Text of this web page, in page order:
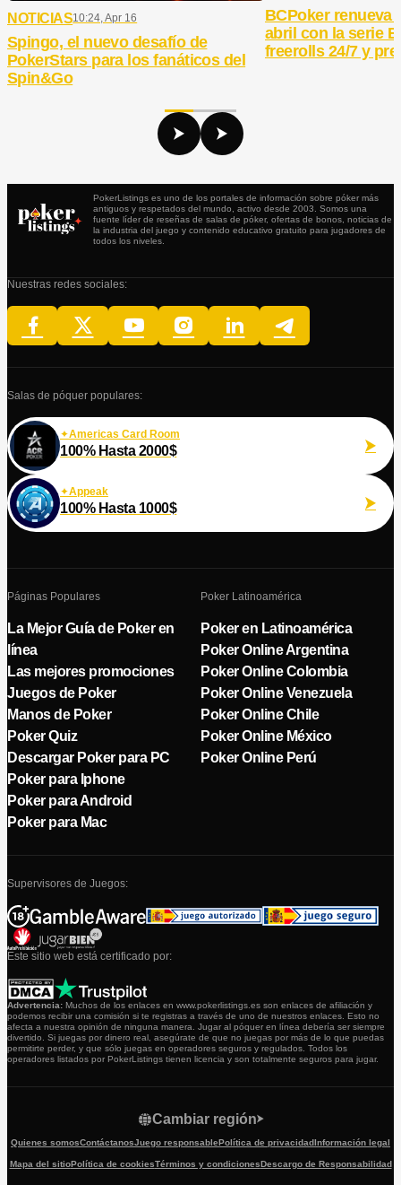
NOTICIAS10:24, Apr 16
Spingo, el nuevo desafío de
PokerStars para los fanáticos del
Spin&Go
BCPoker renueva
abril con la serie
freerolls 24/7 y
PokerListings es uno de los portales de información sobre póker más
antiguos y respetados del mundo, activo desde 2003. Somos una
fuente líder de reseñas de salas de póker, ofertas de bonos, noticias de
la industria del juego y contenido educativo gratuito para jugadores de
todos los niveles.
Nuestras redes sociales:
Salas de póquer populares:
Americas Card Room
100% Hasta 2000$
Appeak
100% Hasta 1000$
Páginas Populares
La Mejor Guía de Poker en
línea
Las mejores promociones
Juegos de Poker
Manos de Poker
Poker Quiz
Descargar Poker para PC
Poker para Iphone
Poker para Android
Poker para Mac
Poker Latinoamérica
Poker en Latinoamérica
Poker Online Argentina
Poker Online Colombia
Poker Online Venezuela
Poker Online Chile
Poker Online México
Poker Online Perú
Supervisores de Juegos:
Este sitio web está certificado por:
Advertencia: Muchos de los enlaces en www.pokerlistings.es son enlaces de afiliación y
podemos recibir una comisión si te registras a través de uno de nuestros enlaces. Esto no
afecta a nuestra opinión de ninguna manera. Jugar al póquer en línea debería ser siempre
divertido. Si juegas por dinero real, asegúrate de que no juegas por más de lo que puedas
permitirte perder, y que sólo juegas en operadores seguros y regulados. Todos los
operadores listados por PokerListings tienen licencia y son totalmente seguros para jugar.
Quienes somosContáctanosJuego responsablePolítica de privacidadInformación legal
Mapa del sitioPolítica de cookiesTérminos y condicionesDescargo de Responsabilidad
Cambiar región